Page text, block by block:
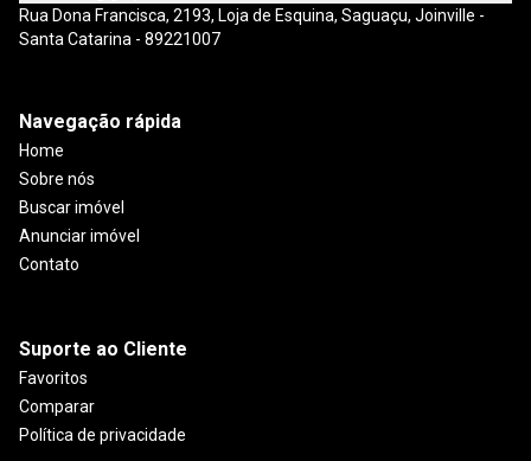
Rua Dona Francisca, 2193, Loja de Esquina, Saguaçu, Joinville -
Santa Catarina - 89221007
Navegação rápida
Home
Sobre nós
Buscar imóvel
Anunciar imóvel
Contato
Suporte ao Cliente
Favoritos
Comparar
Política de privacidade